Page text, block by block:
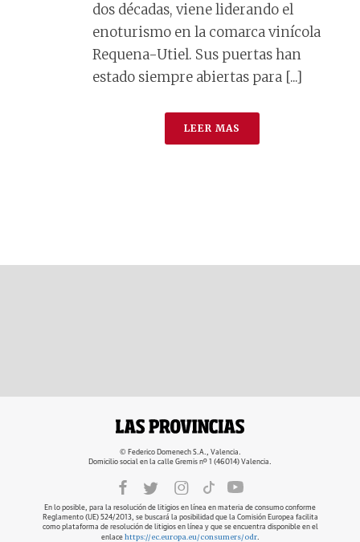
dos décadas, viene liderando el
enoturismo en la comarca vinícola
Requena-Utiel. Sus puertas han
estado siempre abiertas para [...]
LEER MAS
© Federico Domenech S.A., Valencia.
Domicilio social en la calle Gremis nº 1 (46014) Valencia.
En lo posible, para la resolución de litigios en línea en materia de consumo conforme
Reglamento (UE) 524/2013, se buscará la posibilidad que la Comisión Europea facilita
como plataforma de resolución de litigios en línea y que se encuentra disponible en el
enlace https://ec.europa.eu/consumers/odr.